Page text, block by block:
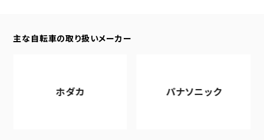
主な自転車の取り扱いメーカー
ホダカ パナソニック